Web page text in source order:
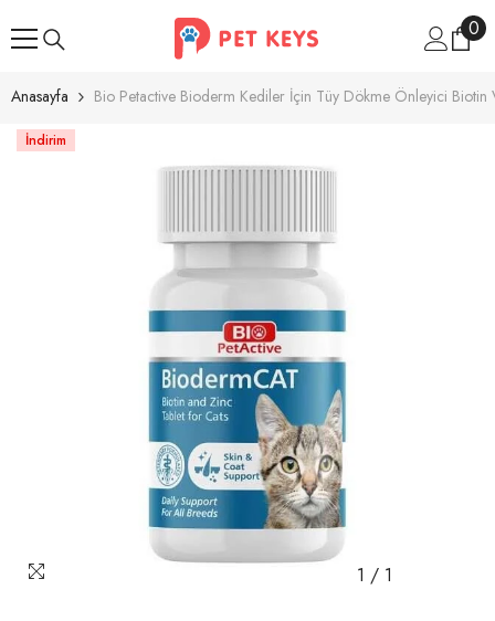
00
Anasayfa Bio Petactive Bioderm Kediler İçin Tüy Dökme Önleyici
İndirim
1 / 1